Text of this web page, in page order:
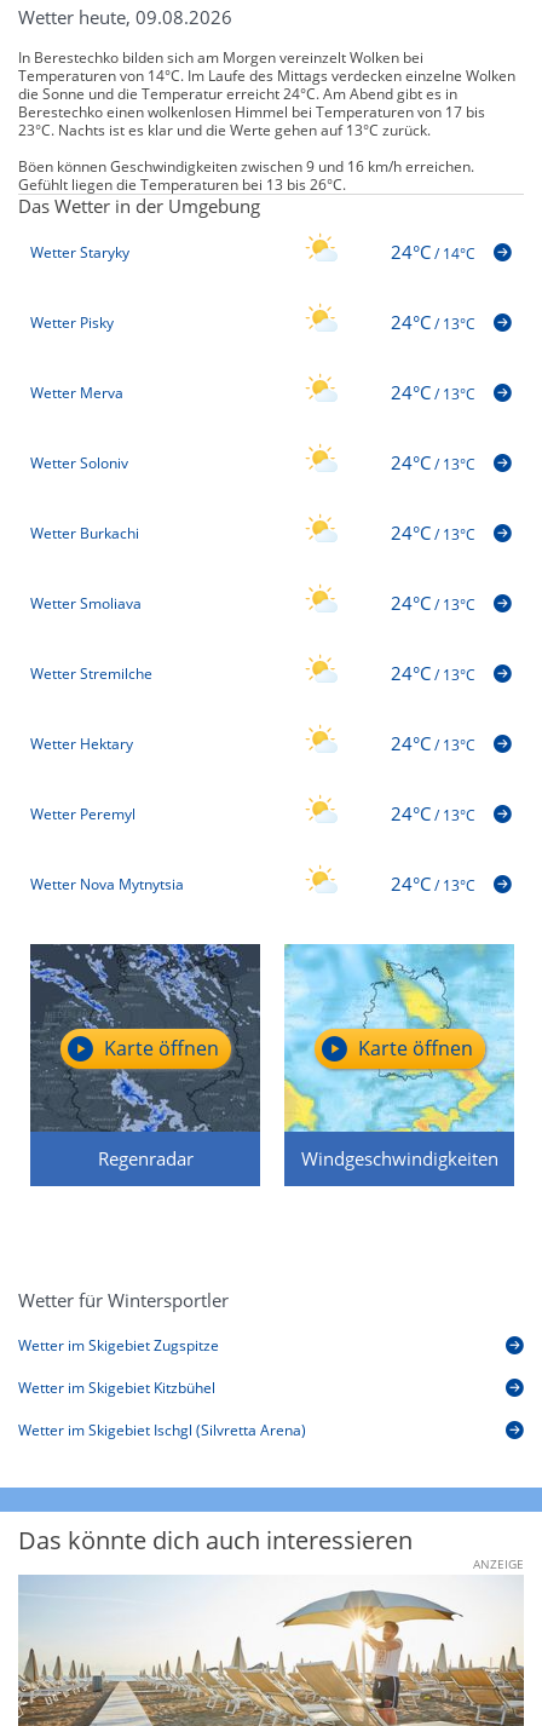
Wetter heute, 09.08.2026
In Berestechko bilden sich am Morgen vereinzelt Wolken bei
Temperaturen von 14°C. Im Laufe des Mittags verdecken einzelne Wolken
die Sonne und die Temperatur erreicht 24°C. Am Abend gibt es in
Berestechko einen wolkenlosen Himmel bei Temperaturen von 17 bis
23°C. Nachts ist es klar und die Werte gehen auf 13°C zurück.
Böen können Geschwindigkeiten zwischen 9 und 16 km/h erreichen.
Gefühlt liegen die Temperaturen bei 13 bis 26°C.
Das Wetter in der Umgebung
Wetter Staryky 24°C/14°C
Wetter Pisky 24°C/13°C
Wetter Merva 24°C/13°C
Wetter Soloniv 24°C/13°C
Wetter Burkachi 24°C/13°C
Wetter Smoliava 24°C/13°C
Wetter Stremilche 24°C/13°C
Wetter Hektary 24°C/13°C
Wetter Peremyl 24°C/13°C
Wetter Nova Mytnytsia 24°C/13°C
Regenradar
Karte öffnen
Windgeschwindigkeiten
Karte öffnen
Wetter für Wintersportler
Wetter im Skigebiet Zugspitze
Wetter im Skigebiet Kitzbühel
Wetter im Skigebiet Ischgl (Silvretta Arena)
Das könnte dich auch interessieren
ANZEIGE